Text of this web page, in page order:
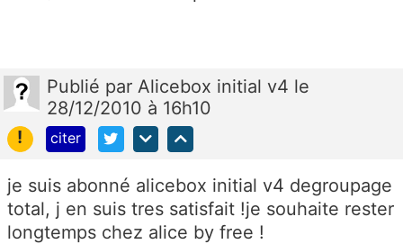
Publié par Alicebox initial v4 le
28/12/2010 à 16h10
!
citer
je suis abonné alicebox initial v4 degroupage
total, j en suis tres satisfait !je souhaite rester
longtemps chez alice by free !